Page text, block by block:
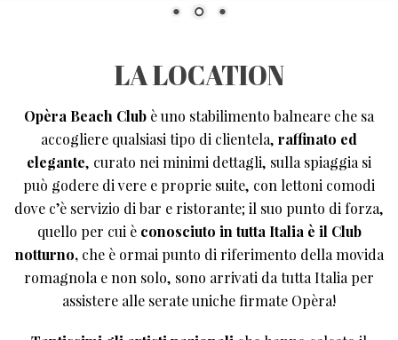
LA LOCATION
Opèra Beach Club è uno stabilimento balneare che sa
accogliere qualsiasi tipo di clientela, raffinato ed
elegante, curato nei minimi dettagli, sulla spiaggia si
può godere di vere e proprie suite, con lettoni comodi
dove c’è servizio di bar e ristorante; il suo punto di forza,
quello per cui èconosciuto in tutta Italia è il Club
notturno,che è ormai punto di riferimento della movida
romagnola e non solo, sono arrivati da tutta Italia per
assistere alle serate uniche firmate Opèra!